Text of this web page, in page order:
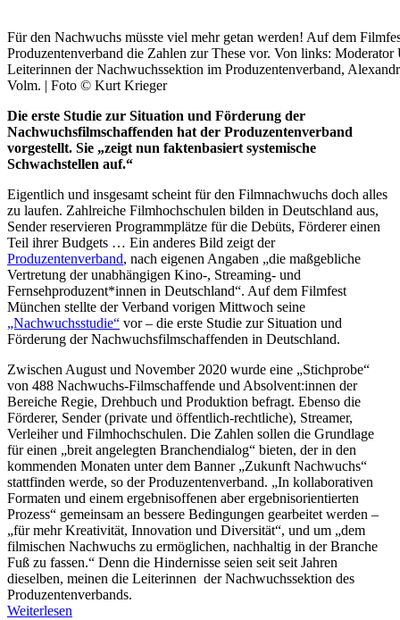
Für den Nachwuchs müsste viel mehr getan werden! Auf dem
Produzentenverband die Zahlen zur These vor. Von links:
Leiterinnen der Nachwuchssektion im Produzentenverband,
Volm. | Foto © Kurt Krieger
Die erste Studie zur Situation und Förderung der
Nachwuchsfilmschaffenden hat der Produzentenverband
vorgestellt. Sie „zeigt nun faktenbasiert systemische
Schwachstellen auf.“
Eigentlich und insgesamt scheint für den Filmnachwuchs doch alles
zu laufen. Zahlreiche Filmhochschulen bilden in Deutschland aus,
Sender reservieren Programmplätze für die Debüts, Förderer einen
Teil ihrer Budgets … Ein anderes Bild zeigt der
Produzentenverband, nach eigenen Angaben „die maßgebliche
Vertretung der unabhängigen Kino-, Streaming- und
Fernsehproduzent*innen in Deutschland“. Auf dem Filmfest
München stellte der Verband vorigen Mittwoch seine
„Nachwuchsstudie“ vor – die erste Studie zur Situation und
Förderung der Nachwuchsfilmschaffenden in Deutschland.
Zwischen August und November 2020 wurde eine „Stichprobe“
von 488 Nachwuchs-Filmschaffende und Absolvent:innen der
Bereiche Regie, Drehbuch und Produktion befragt. Ebenso die
Förderer, Sender (private und öffentlich-rechtliche), Streamer,
Verleiher und Filmhochschulen. Die Zahlen sollen die Grundlage
für einen „breit angelegten Branchendialog“ bieten, der in den
kommenden Monaten unter dem Banner „Zukunft Nachwuchs“
stattfinden werde, so der Produzentenverband. „In kollaborativen
Formaten und einem ergebnisoffenen aber ergebnisorientierten
Prozess“ gemeinsam an bessere Bedingungen gearbeitet werden –
„für mehr Kreativität, Innovation und Diversität“, und um „dem
filmischen Nachwuchs zu ermöglichen, nachhaltig in der Branche
Fuß zu fassen.“ Denn die Hindernisse seien seit seit Jahren
dieselben, meinen die Leiterinnen der Nachwuchssektion des
Produzentenverbands.
Weiterlesen